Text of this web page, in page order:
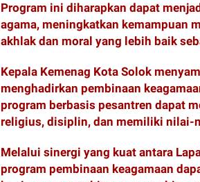
Program ini diharapkan dapat
agama, meningkatkan kemampuan
akhlak dan moral yang lebih baik
Kepala Kemenag Kota Solok
menghadirkan pembinaan
program berbasis pesantren dapat
religius, disiplin, dan memiliki nilai-
Melalui sinergi yang kuat antara
program pembinaan keagamaan